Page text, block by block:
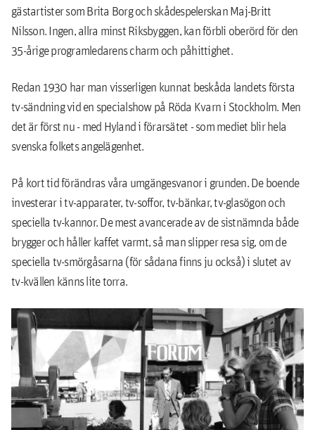
gästartister som Brita Borg och skådespelerskan Maj-Britt
Nilsson. Ingen, allra minst Riksbyggen, kan förbli oberörd för den
35-årige programledarens charm och påhittighet.
Redan 1930 har man visserligen kunnat beskåda landets första
tv-sändning vid en specialshow på Röda Kvarn i Stockholm. Men
det är först nu - med Hyland i förarsätet - som mediet blir hela
svenska folkets angelägenhet.
På kort tid förändras våra umgängesvanor i grunden. De boende
investerar i tv-apparater, tv-soffor, tv-bänkar, tv-glasögon och
speciella tv-kannor. De mest avancerade av de sistnämnda både
brygger och håller kaffet varmt, så man slipper resa sig, om de
speciella tv-smörgåsarna (för sådana finns ju också) i slutet av
tv-kvällen känns lite torra.